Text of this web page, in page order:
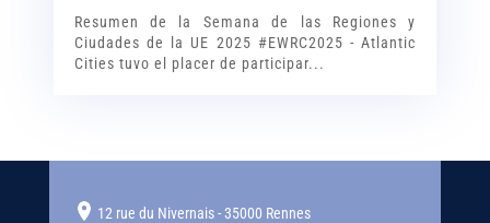
Resumen de la Semana de las Regiones y
Ciudades de la UE 2025 #EWRC2025 - Atlantic
Cities tuvo el placer de participar...
12 rue du Nivernais - 35000 Rennes